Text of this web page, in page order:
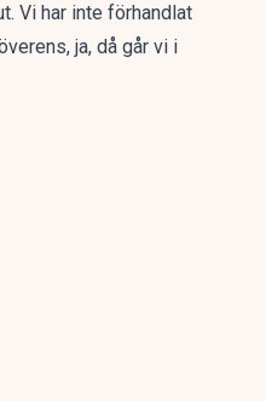
Vi har inte förhandlat
ja, då går vi i